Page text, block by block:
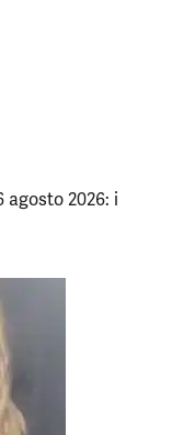
agosto 2026: i